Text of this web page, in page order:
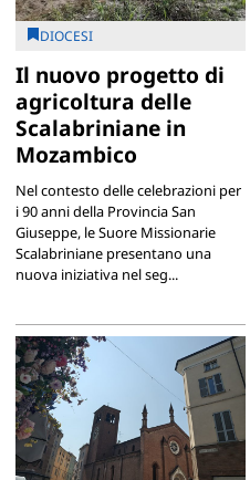
DIOCESI
Il nuovo progetto di
agricoltura delle
Scalabriniane in
Mozambico
Nel contesto delle celebrazioni per
i 90 anni della Provincia San
Giuseppe, le Suore Missionarie
Scalabriniane presentano una
nuova iniziativa nel seg...